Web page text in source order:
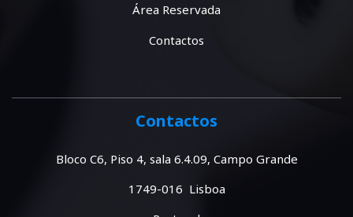
Área Reservada
Contactos
Contactos
Bloco C6, Piso 4, sala 6.4.09, Campo Grande
1749-016 Lisboa